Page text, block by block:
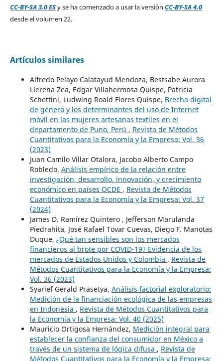
CC-BY-SA 3.0 ESy se ha comenzado a usar la versión CC-BY-SA 4.0
desde el volumen 22.
Artículos similares
Alfredo Pelayo Calatayud Mendoza, Bestsabe Aurora
Llerena Zea, Edgar Villahermosa Quispe, Patricia
Schettini, Ludwing Roald Flores Quispe, Brecha digital
de género y los determinantes del uso de Internet
móvil en las mujeres artesanas textiles en el
departamento de Puno, Perú , Revista de Métodos
Cuantitativos para la Economía y la Empresa: Vol. 36
(2023)
Juan Camilo Villar Otalora, Jacobo Alberto Campo
Robledo, Análisis empírico de la relación entre
investigación, desarrollo, innovación, y crecimiento
económico en países OCDE , Revista de Métodos
Cuantitativos para la Economía y la Empresa: Vol. 37
(2024)
James D. Ramírez Quintero , Jefferson Marulanda
Piedrahita, José Rafael Tovar Cuevas, Diego F. Manotas
Duque, ¿Qué tan sensibles son los mercados
financieros al brote por COVID-19? Evidencia de los
mercados de Estados Unidos y Colombia , Revista de
Métodos Cuantitativos para la Economía y la Empresa:
Vol. 36 (2023)
Syarief Gerald Prasetya, Análisis factorial exploratorio:
Medición de la financiación ecológica de las empresas
en Indonesia , Revista de Métodos Cuantitativos para
la Economía y la Empresa: Vol. 40 (2025)
Mauricio Ortigosa Hernández, Medición integral para
establecer la confianza del consumidor en México a
través de un sistema de lógica difusa , Revista de
Métodos Cuantitativos para la Economía y la Empresa: